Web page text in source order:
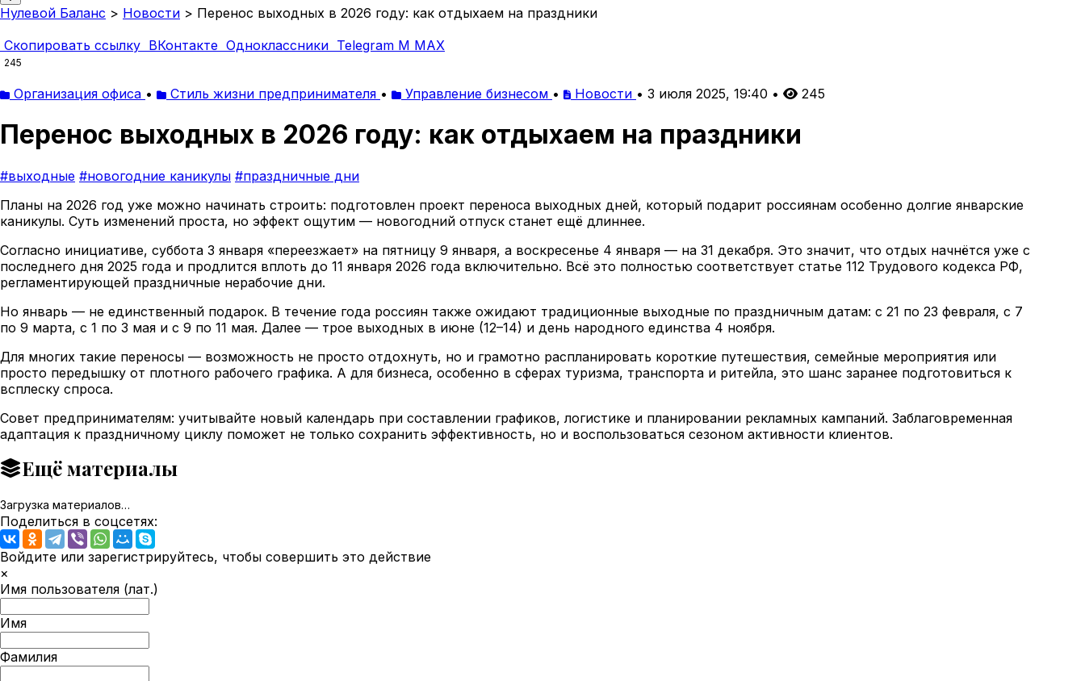
Нулевой Баланс > Новости > Перенос выходных в 2026 году: как отдыхаем на праздники
Скопировать ссылку ВКонтакте Одноклассники Telegram M MAX
245
Организация офиса • Стиль жизни предпринимателя • Управление бизнесом • Новости • 3 июля 2025, 19:40 • 245
Перенос выходных в 2026 году: как отдыхаем на праздники
#выходные #новогодние каникулы #праздничные дни
Планы на 2026 год уже можно начинать строить: подготовлен проект переноса выходных дней, который подарит россиянам особенно долгие январские
каникулы. Суть изменений проста, но эффект ощутим — новогодний отпуск станет ещё длиннее.
Согласно инициативе, суббота 3 января «переезжает» на пятницу 9 января, а воскресенье 4 января — на 31 декабря. Это значит, что отдых начнётся уже с
последнего дня 2025 года и продлится вплоть до 11 января 2026 года включительно. Всё это полностью соответствует статье 112 Трудового кодекса РФ,
регламентирующей праздничные нерабочие дни.
Но январь — не единственный подарок. В течение года россиян также ожидают традиционные выходные по праздничным датам: с 21 по 23 февраля, с 7
по 9 марта, с 1 по 3 мая и с 9 по 11 мая. Далее — трое выходных в июне (12–14) и день народного единства 4 ноября.
Для многих такие переносы — возможность не просто отдохнуть, но и грамотно распланировать короткие путешествия, семейные мероприятия или
просто передышку от плотного рабочего графика. А для бизнеса, особенно в сферах туризма, транспорта и ритейла, это шанс заранее подготовиться к
всплеску спроса.
Совет предпринимателям: учитывайте новый календарь при составлении графиков, логистике и планировании рекламных кампаний. Заблаговременная
адаптация к праздничному циклу поможет не только сохранить эффективность, но и воспользоваться сезоном активности клиентов.
Ещё материалы
Загрузка материалов…
Поделиться в соцсетях:
Войдите или зарегистрируйтесь, чтобы совершить это действие
×
Имя пользователя (лат.)
Имя
Фамилия